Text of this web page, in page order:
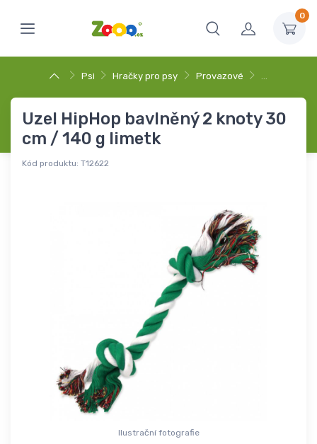
0
Psi Hračky pro psy Provazové …
Uzel HipHop bavlněný 2 knoty 30
cm / 140 g limetk
Kód produktu: T12622
Ilustrační fotografie